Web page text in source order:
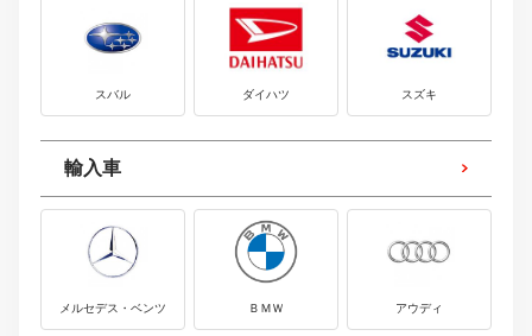
スバル ダイハツ スズキ
輸入車
メルセデス・ベンツ ＢＭＷ アウディ